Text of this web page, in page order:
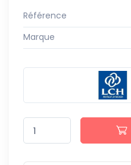
Référence
Marque